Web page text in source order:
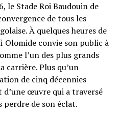
le Stade Roi Baudouin de
de tous les
À quelques heures de
Olomide convie son public à
l’un des plus grands
carrière. Plus qu’un
de cinq décennies
d’une œuvre qui a traversé
perdre de son éclat.